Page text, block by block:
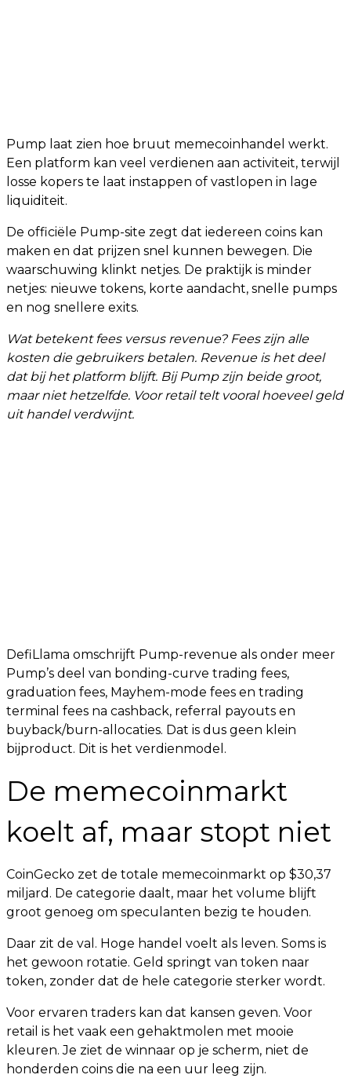
Pump laat zien hoe bruut memecoinhandel werkt.
Een platform kan veel verdienen aan activiteit, terwijl
losse kopers te laat instappen of vastlopen in lage
liquiditeit.
De officiële Pump-site zegt dat iedereen coins kan
maken en dat prijzen snel kunnen bewegen. Die
waarschuwing klinkt netjes. De praktijk is minder
netjes: nieuwe tokens, korte aandacht, snelle pumps
en nog snellere exits.
Wat betekent fees versus revenue? Fees zijn alle
kosten die gebruikers betalen. Revenue is het deel
dat bij het platform blijft. Bij Pump zijn beide groot,
maar niet hetzelfde. Voor retail telt vooral hoeveel geld
uit handel verdwijnt.
DefiLlama omschrijft Pump-revenue als onder meer
Pump’s deel van bonding-curve trading fees,
graduation fees, Mayhem-mode fees en trading
terminal fees na cashback, referral payouts en
buyback/burn-allocaties. Dat is dus geen klein
bijproduct. Dit is het verdienmodel.
De memecoinmarkt
koelt af, maar stopt niet
CoinGecko zet de totale memecoinmarkt op $30,37
miljard. De categorie daalt, maar het volume blijft
groot genoeg om speculanten bezig te houden.
Daar zit de val. Hoge handel voelt als leven. Soms is
het gewoon rotatie. Geld springt van token naar
token, zonder dat de hele categorie sterker wordt.
Voor ervaren traders kan dat kansen geven. Voor
retail is het vaak een gehaktmolen met mooie
kleuren. Je ziet de winnaar op je scherm, niet de
honderden coins die na een uur leeg zijn.